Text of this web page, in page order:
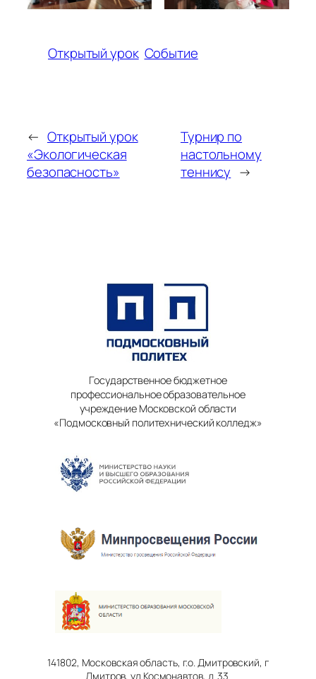
Открытый урок Событие
← Открытый урок
«Экологическая
безопасность»
Турнир по
настольному
теннису →
Государственное бюджетное
профессиональное образовательное
учреждение Московской области
«Подмосковный политехнический колледж»
141802, Московская область, г.о. Дмитровский, г
Дмитров, ул Космонавтов, д. 33.